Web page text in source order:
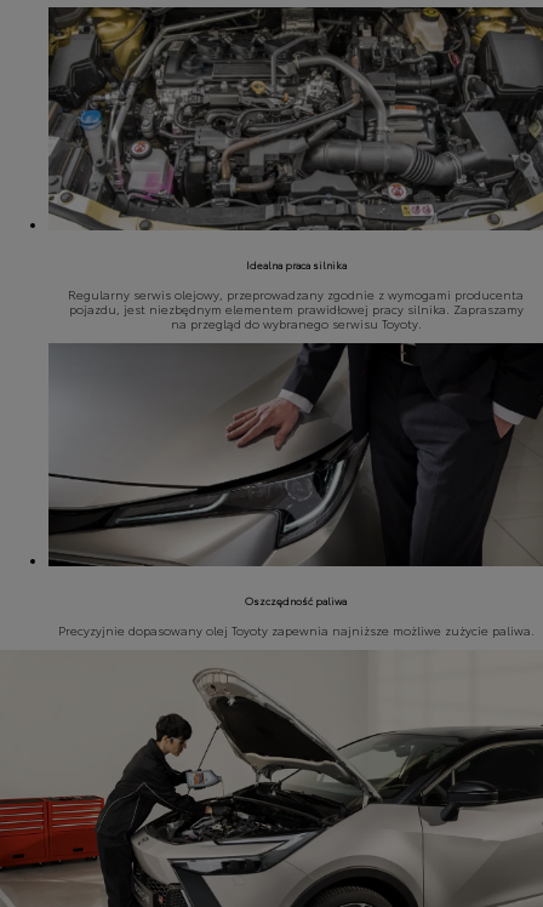
Idealna praca silnika
Regularny serwis olejowy, przeprowadzany zgodnie z wymogami producenta
pojazdu, jest niezbędnym elementem prawidłowej pracy silnika. Zapraszamy
na przegląd do wybranego serwisu Toyoty.
Oszczędność paliwa
Precyzyjnie dopasowany olej Toyoty zapewnia najniższe możliwe zużycie paliwa.